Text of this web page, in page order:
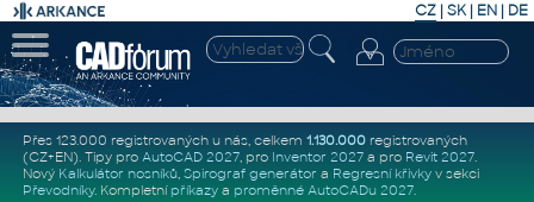
CZ | SK| EN | DE
Přes 123.000 registrovaných u nás, celkem 1.130.000registrovaných
(CZ+EN). Tipy pro AutoCAD 2027, pro Inventor 2027a pro Revit 2027.
Nový Kalkulátor nosníků, Spirograf generátor a Regresní křivkyv sekci
Převodníky. Kompletní příkazya proměnné AutoCADu 2027.